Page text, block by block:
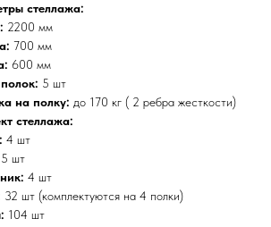
стеллажа:
2200 мм
700 мм
600 мм
5 шт
на полку: до 170 кг ( 2 ребра жесткости)
стеллажа:
4 шт
5 шт
4 шт
32 шт (комплектуются на 4 полки)
104 шт